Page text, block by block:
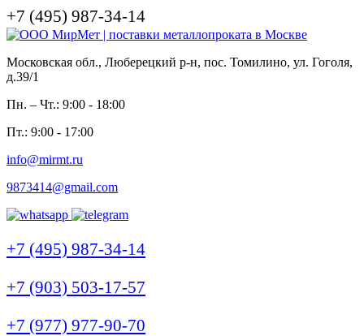
+7 (495) 987-34-14
Московская обл., Люберецкий р-н, пос. Томилино, ул. Гоголя,
д.39/1
Пн. – Чт.: 9:00 - 18:00
Пт.: 9:00 - 17:00
info@mirmt.ru
9873414@gmail.com
+7 (495) 987-34-14
+7 (903) 503-17-57
+7 (977) 977-90-70